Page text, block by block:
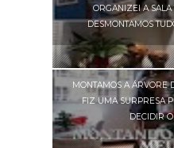
ORGANIZEI A SALA
DESMONTAMOS
MONTAMOS A ÁRVORE
FIZ UMA SURPRESA
DECIDIR